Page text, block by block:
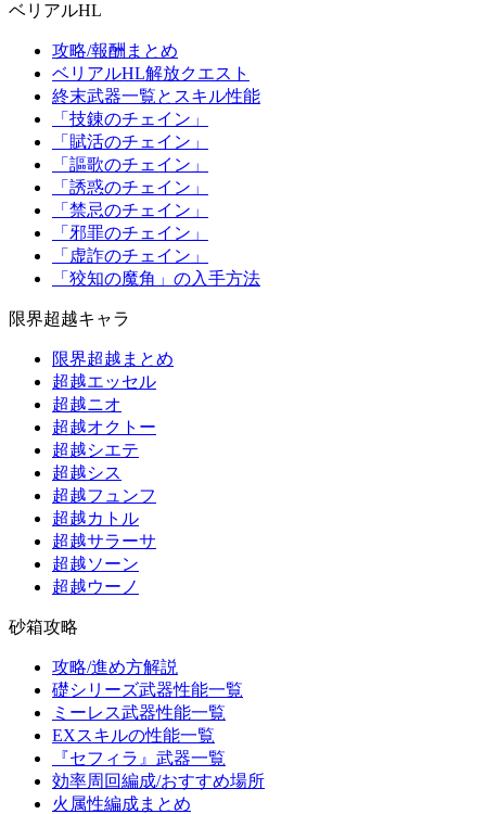
ベリアルHL
攻略/報酬まとめ
ベリアルHL解放クエスト
終末武器一覧とスキル性能
「技錬のチェイン」
「賦活のチェイン」
「謳歌のチェイン」
「誘惑のチェイン」
「禁忌のチェイン」
「邪罪のチェイン」
「虚詐のチェイン」
「狡知の魔角」の入手方法
限界超越キャラ
限界超越まとめ
超越エッセル
超越ニオ
超越オクトー
超越シエテ
超越シス
超越フュンフ
超越カトル
超越サラーサ
超越ソーン
超越ウーノ
砂箱攻略
攻略/進め方解説
礎シリーズ武器性能一覧
ミーレス武器性能一覧
EXスキルの性能一覧
『セフィラ』武器一覧
効率周回編成/おすすめ場所
火属性編成まとめ